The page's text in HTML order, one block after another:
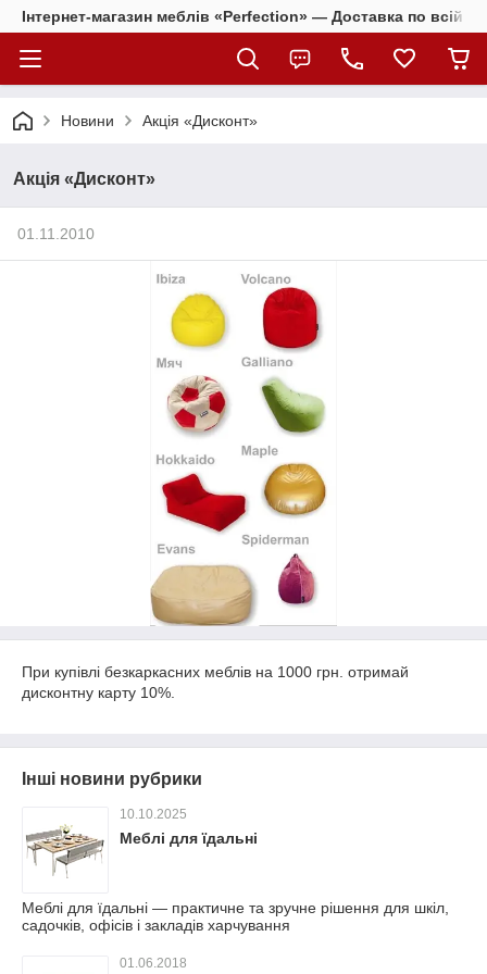
Інтернет-магазин меблів «Perfection» — Доставка по всій
Новини Акція «Дисконт»
Акція «Дисконт»
01.11.2010
При купівлі безкаркасних меблів на 1000 грн. отримай
дисконтну карту 10%.
Інші новини рубрики
10.10.2025
Меблі для їдальні
Меблі для їдальні — практичне та зручне рішення для шкіл,
садочків, офісів і закладів харчування
01.06.2018